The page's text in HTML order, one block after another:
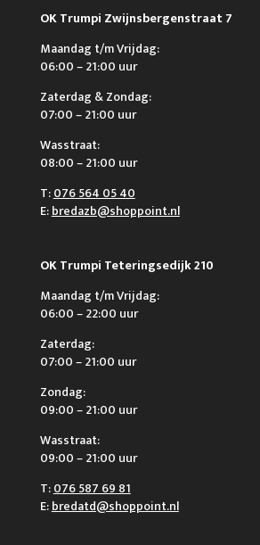
OK Trumpi Zwijnsbergenstraat 7
Maandag t/m Vrijdag:
06:00 – 21:00 uur
Zaterdag & Zondag:
07:00 – 21:00 uur
Wasstraat:
08:00 – 21:00 uur
T:076 564 05 40
E:bredazb@shoppoint.nl
OK Trumpi Teteringsedijk 210
Maandag t/m Vrijdag:
06:00 – 22:00 uur
Zaterdag:
07:00 – 21:00 uur
Zondag:
09:00 – 21:00 uur
Wasstraat:
09:00 – 21:00 uur
T:076 587 69 81
E:bredatd@shoppoint.nl